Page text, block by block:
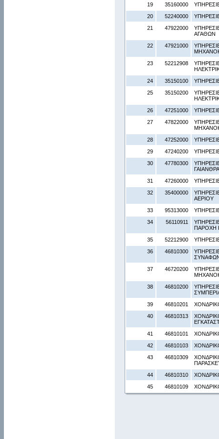
19
35160000
20
52240000
21
47922000
ΑΓΑΘΩΝ
22
47921000
23
52212908
24
35150100
25
35150200
26
47251000
27
47822000
28
47252000
29
47240200
30
47780300
31
47260000
32
35400000
ΑΕΡΙΟΥ
33
95313000
34
56110911
ΠΑΡΟΧΗ
35
52212900
36
46810300
37
46720200
38
46810200
39
46810201
40
46810313
41
46810101
42
46810103
43
46810309
44
46810310
45
46810109